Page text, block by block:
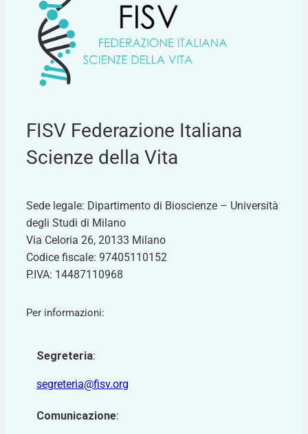
FISV Federazione Italiana
Scienze della Vita
Sede legale: Dipartimento di Bioscienze – Università
degli Studi di Milano
Via Celoria 26, 20133 Milano
Codice fiscale: 97405110152
P.IVA: 14487110968
Per informazioni:
Segreteria:
segreteria@fisv.org
Comunicazione: